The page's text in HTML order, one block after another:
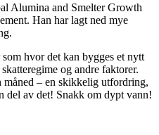
Alumina and Smelter Growth
Han har lagt ned mye
hvor det kan bygges et nytt
og andre faktorer.
måned – en skikkelig utfordring,
del av det! Snakk om dypt vann!